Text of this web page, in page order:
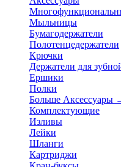
Мыльницы
Бумагодержатели
Полотенцедержатели
Крючки
Держатели для
Ершики
Полки
Больше Аксессуары
Комплектующие
Изливы
Лейки
Шланги
Картриджи